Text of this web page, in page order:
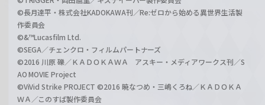
©長月達平・株式会社KADOKAWA刊／Re:ゼロから始める異世界生活製
作委員会
©&™Lucasfilm Ltd.
©SEGA／チェンクロ・フィルムパートナーズ
©2016 川原 礫／ＫＡＤＯＫＡＷＡ アスキー・メディアワークス刊／S
AO MOVIE Project
©ViVid Strike PROJECT ©2016 暁なつめ・三嶋くろね／ＫＡＤＯＫＡ
ＷＡ／このすば製作委員会